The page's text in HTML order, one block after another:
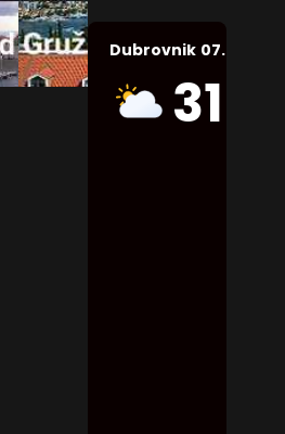
Dubrovnik 07.08.2026.
31